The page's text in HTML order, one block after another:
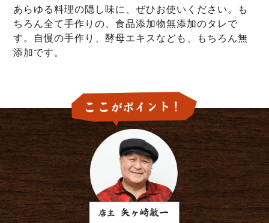
あらゆる料理の隠し味に、ぜひお使いください。も
ちろん全て手作りの、食品添加物無添加のタレで
す。自慢の手作り、酵母エキスなども、もちろん無
添加です。